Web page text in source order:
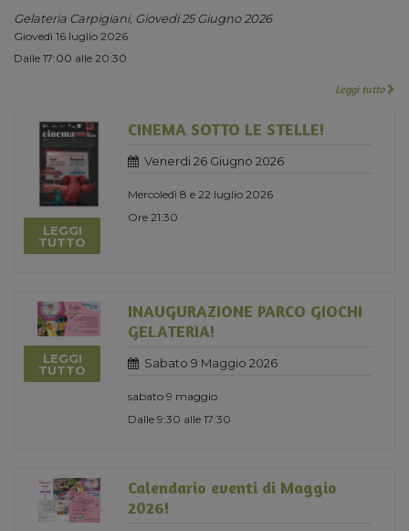
Gelateria Carpigiani, Giovedi 25 Giugno 2026
Giovedì 16 luglio 2026
Dalle 17:00 alle 20:30
Leggi tutto
LEGGI
TUTTO
CINEMA SOTTO LE STELLE!
Venerdi 26 Giugno 2026
Mercoledì 8 e 22 luglio 2026
Ore 21:30
LEGGI
TUTTO
INAUGURAZIONE PARCO GIOCHI
GELATERIA!
Sabato 9 Maggio 2026
sabato 9 maggio
Dalle 9:30 alle 17:30
Calendario eventi di Maggio
2026!